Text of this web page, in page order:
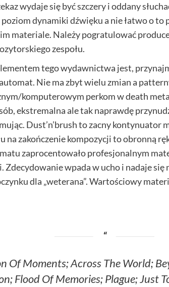
wydaje się być szczery i oddany
dynamiki dźwięku a nie łatwo o to
materiale. Należy pogratulować
zespołu.
tego wydawnictwa jest,
Nie ma zbyt wielu zmian a
komputerowym perkom w death
ekstremalna ale tak naprawdę
Dust’n’brush to zacny
na zakończenie kompozycji to obronną
zaprocentowało profesjonalnym
wpada w ucho i nadaje
dla „weterana”. Wartościowy
Of Moments; Across The World;
Flood Of Memories; Plague; Just